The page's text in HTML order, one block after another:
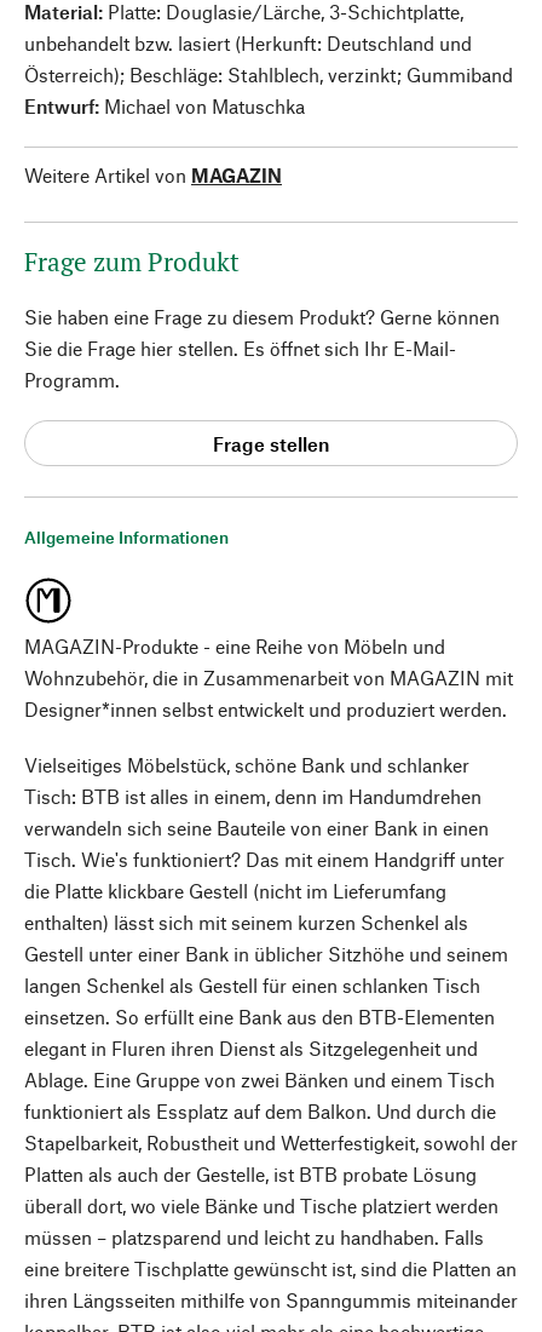
Allgemeine Informationen
MAGAZIN-Produkte - eine Reihe von Möbeln und
Wohnzubehör, die in Zusammenarbeit von MAGAZIN mit
Designer*innen selbst entwickelt und produziert werden.
Vielseitiges Möbelstück, schöne Bank und schlanker
Tisch: BTB ist alles in einem, denn im Handumdrehen
verwandeln sich seine Bauteile von einer Bank in einen
Tisch. Wie's funktioniert? Das mit einem Handgriff unter
die Platte klickbare Gestell (nicht im Lieferumfang
enthalten) lässt sich mit seinem kurzen Schenkel als
Gestell unter einer Bank in üblicher Sitzhöhe und seinem
langen Schenkel als Gestell für einen schlanken Tisch
einsetzen. So erfüllt eine Bank aus den BTB-Elementen
elegant in Fluren ihren Dienst als Sitzgelegenheit und
Ablage. Eine Gruppe von zwei Bänken und einem Tisch
funktioniert als Essplatz auf dem Balkon. Und durch die
Stapelbarkeit, Robustheit und Wetterfestigkeit, sowohl der
Platten als auch der Gestelle, ist BTB probate Lösung
überall dort, wo viele Bänke und Tische platziert werden
müssen – platzsparend und leicht zu handhaben. Falls
eine breitere Tischplatte gewünscht ist, sind die Platten an
ihren Längsseiten mithilfe von Spanngummis miteinander
Material: Platte: Douglasie/Lärche, 3-Schichtplatte,
unbehandelt bzw. lasiert (Herkunft: Deutschland und
Österreich); Beschläge: Stahlblech, verzinkt; Gummiband
Entwurf: Michael von Matuschka
Weitere Artikel von MAGAZIN
Frage zum Produkt
Sie haben eine Frage zu diesem Produkt? Gerne können
Sie die Frage hier stellen. Es öffnet sich Ihr E-Mail-
Programm.
Frage stellen